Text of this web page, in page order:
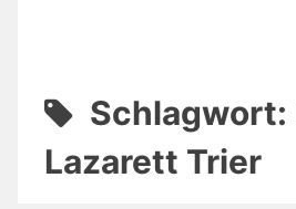
Schlagwort:
Lazarett Trier